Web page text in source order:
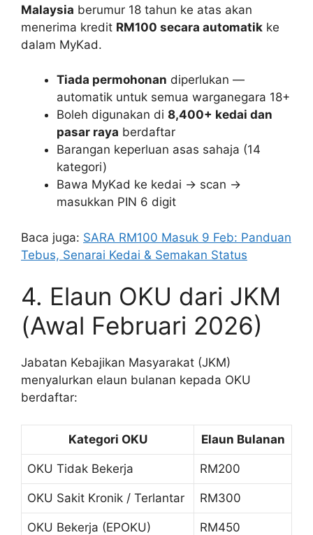
Malaysia berumur 18 tahun ke atas akan
menerima kredit RM100 secara automatik ke
dalam MyKad.
Tiada permohonan diperlukan —
automatik untuk semua warganegara 18+
Boleh digunakan di 8,400+ kedai dan
pasar raya berdaftar
Barangan keperluan asas sahaja (14
kategori)
Bawa MyKad ke kedai → scan →
masukkan PIN 6 digit
Baca juga: SARA RM100 Masuk 9 Feb: Panduan
Tebus, Senarai Kedai & Semakan Status
4. Elaun OKU dari JKM
(Awal Februari 2026)
Jabatan Kebajikan Masyarakat (JKM)
menyalurkan elaun bulanan kepada OKU
berdaftar:
Kategori OKU Elaun Bulanan
OKU Tidak Bekerja RM200
OKU Sakit Kronik / Terlantar RM300
OKU Bekerja (EPOKU) RM450